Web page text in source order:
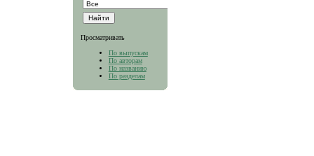
Просматривать
По выпускам
По авторам
По названию
По разделам